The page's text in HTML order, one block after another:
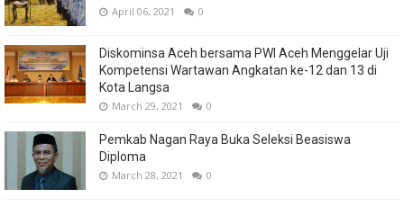
April 06, 2021 0
Diskominsa Aceh bersama PWI Aceh Menggelar Uji
Kompetensi Wartawan Angkatan ke-12 dan 13 di
Kota Langsa
March 29, 2021 0
Pemkab Nagan Raya Buka Seleksi Beasiswa
Diploma
March 28, 2021 0